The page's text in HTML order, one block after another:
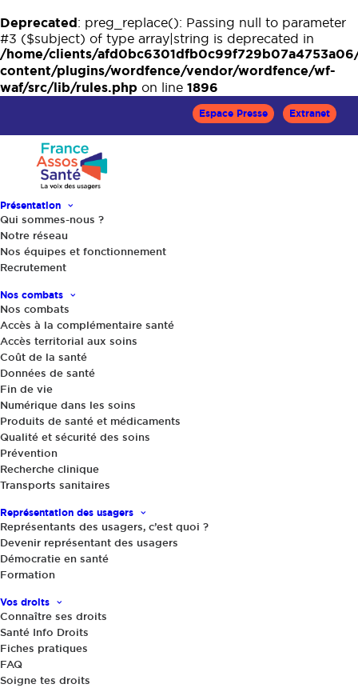
Deprecated: preg_replace(): Passing null to parameter
#3 ($subject) of type array|string is deprecated in
/home/clients/
content/plugins/wordfence/vendor/wordfence/wf-
waf/src/lib/rules.php on line 1896
Espace Presse Extranet
Présentation
Qui sommes-nous ?
Notre réseau
Nos équipes et fonctionnement
Recrutement
Nos combats
Nos combats
Accès à la complémentaire santé
Accès territorial aux soins
Coût de la santé
Données de santé
Fin de vie
Numérique dans les soins
Produits de santé et médicaments
Qualité et sécurité des soins
Prévention
Recherche clinique
Transports sanitaires
Représentation des usagers
Représentants des usagers, c’est quoi ?
Devenir représentant des usagers
Démocratie en santé
Formation
Vos droits
Connaître ses droits
Santé Info Droits
Fiches pratiques
FAQ
Soigne tes droits
Accueil
« Soigne tes droits » reprend du service : une édition 2026
tout feu, tout flamme !
30 mars 2026 |
« Soigne tes droits » reprend du
service : une édition 2026 tout feu,
tout flamme !
Partager